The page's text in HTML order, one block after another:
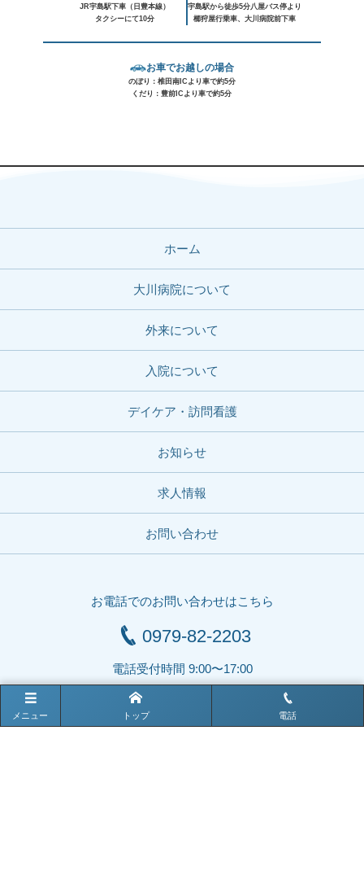
JR宇島駅下車（日豊本線）
タクシーにて10分
宇島駅から徒歩5分八屋バス停より
櫛狩屋行乗車、大川病院前下車
お車でお越しの場合
のぼり：椎田南ICより車で約5分
くだり：豊前ICより車で約5分
メニュー トップ 電話
ホーム
大川病院について
外来について
入院について
デイケア・訪問看護
お知らせ
求人情報
お問い合わせ
お電話でのお問い合わせはこちら
0979-82-2203
電話受付時間 9:00〜17:00